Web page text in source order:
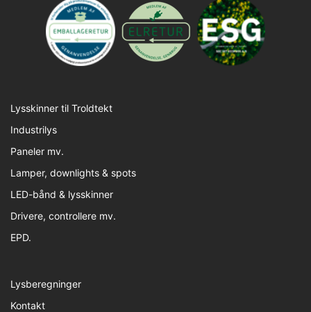
Lysskinner til Troldtekt
Industrilys
Paneler mv.
Lamper, downlights & spots
LED-bånd & lysskinner
Drivere, controllere mv.
EPD.
Lysberegninger
Kontakt